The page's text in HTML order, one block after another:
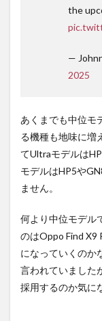
the
—
2025
あくまでも中位モ
る機種も地味に増
てUltraモデルは
モデルはHP5や
ません。
何より中位モデル
のはOppo Find X9
になっていくのか
言われていました
採用するのか気に